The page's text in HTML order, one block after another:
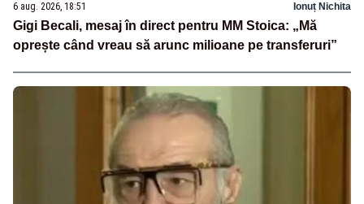
6 aug. 2026, 18:51 Ionuț Nichita
Gigi Becali, mesaj în direct pentru MM Stoica: „Mă
oprește când vreau să arunc milioane pe transferuri”